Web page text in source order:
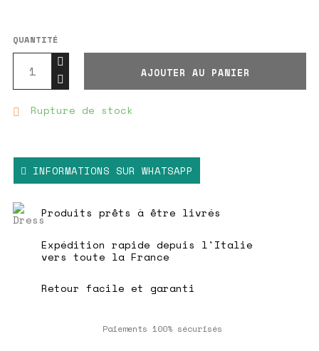
QUANTITÉ
AJOUTER AU PANIER
 Rupture de stock
INFORMATIONS SUR WHATSAPP
Produits prêts à être livrés
Expédition rapide depuis l'Italie
vers toute la France
Retour facile et garanti
Paiements 100% sécurisés